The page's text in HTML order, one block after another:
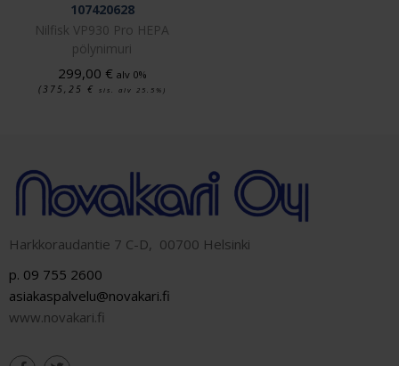
107420628
Nilfisk VP930 Pro HEPA
pölynimuri
299,00 € alv 0%
(375,25 € sis. alv 25.5%)
Harkkoraudantie 7 C-D, 00700 Helsinki
p. 09 755 2600
asiakaspalvelu@novakari.fi
www.novakari.fi